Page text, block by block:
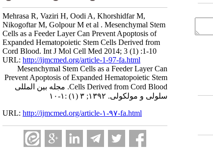
Mehrasa R, Vaziri H, Oodi A, Khorshidfar M,
Nikogoftar M, Golpour M et al . Mesenchymal Stem
Cells as a Feeder Layer Can Prevent Apoptosis of
Expanded Hematopoietic Stem Cells Derived from
Cord Blood. Int J Mol Cell Med 2014; 3 (1) :1-10
URL: http://ijmcmed.org/article-1-97-fa.html
Mesenchymal Stem Cells as a Feeder Layer Can
Prevent Apoptosis of Expanded Hematopoietic Stem
Cells Derived from Cord Blood. مجله بین المللی
سلولی و مولکولی. ۱۳۹۲; ۳ (۱) :۱-۱۰
URL: http://ijmcmed.org/article-۱-۹۷-fa.html